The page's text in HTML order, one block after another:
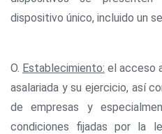
dispositivo único, incluido un
O. Establecimiento: el acceso
asalariada y su ejercicio, así
de empresas y
condiciones fijadas por la